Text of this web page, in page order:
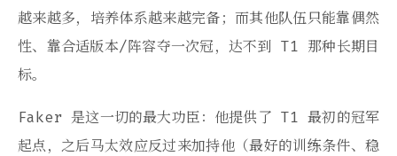
越来越多，培养体系越来越完备；而其他队伍只能靠偶然
性、靠合适版本/阵容夺一次冠，达不到 T1 那种长期目
标。
Faker 是这一切的最大功臣：他提供了 T1 最初的冠军
起点，之后马太效应反过来加持他（最好的训练条件、稳